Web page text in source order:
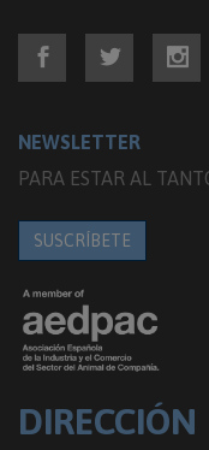
NEWSLETTER
PARA ESTAR AL
SUSCRÍBETE
DIRECCIÓN